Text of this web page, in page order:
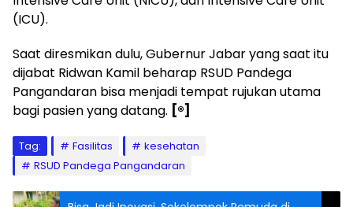
(ICU).
Saat diresmikan dulu, Gubernur Jabar yang saat itu
dijabat Ridwan Kamil beharap RSUD Pandega
Pangandaran bisa menjadi tempat rujukan utama
bagi pasien yang datang. [®]
Tag: Fasilitas
kesehatan
RSUD Pandega Pangandaran